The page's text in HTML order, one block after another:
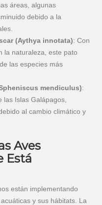
áreas, algunas
debido a la
(Aythya innotata): Con
la naturaleza, este pato
las especies más
mendiculus):
Islas Galápagos,
al cambio climático y
Aves
Está
están implementando
y sus hábitats. La